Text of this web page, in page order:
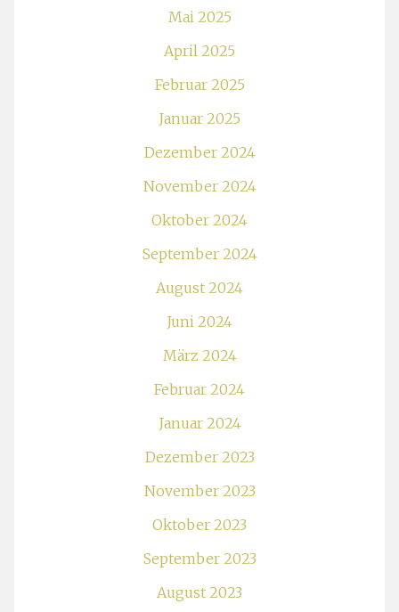
Mai 2025
April 2025
Februar 2025
Januar 2025
Dezember 2024
November 2024
Oktober 2024
September 2024
August 2024
Juni 2024
März 2024
Februar 2024
Januar 2024
Dezember 2023
November 2023
Oktober 2023
September 2023
August 2023